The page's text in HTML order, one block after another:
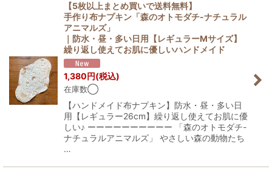
【5枚以上まとめ買いで送料無料】
手作り布ナプキン「森のオトモダチ-ナチュラル
アニマルズ」
｜防水・昼・多い日用【レギュラーMサイズ】
繰り返し使えてお肌に優しいハンドメイド
1,380円(税込)
在庫数◯
【ハンドメイド布ナプキン】防水・昼・多い日
用【レギュラー26cm】繰り返し使えてお肌に優
しい♪ ーーーーーーーーーー 「森のオトモダチ-
ナチュラルアニマルズ」 やさしい森の動物たち
…